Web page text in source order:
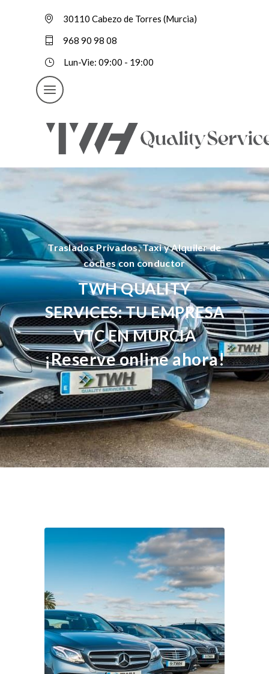
30110 Cabezo de Torres (Murcia)
968 90 98 08
Lun-Vie: 09:00 - 19:00
Traslados Privados, Taxi y Alquiler de
coches con conductor
TWH QUALITY
SERVICES: TU EMPRESA
VTC EN MURCIA
¡Reserve online ahora!